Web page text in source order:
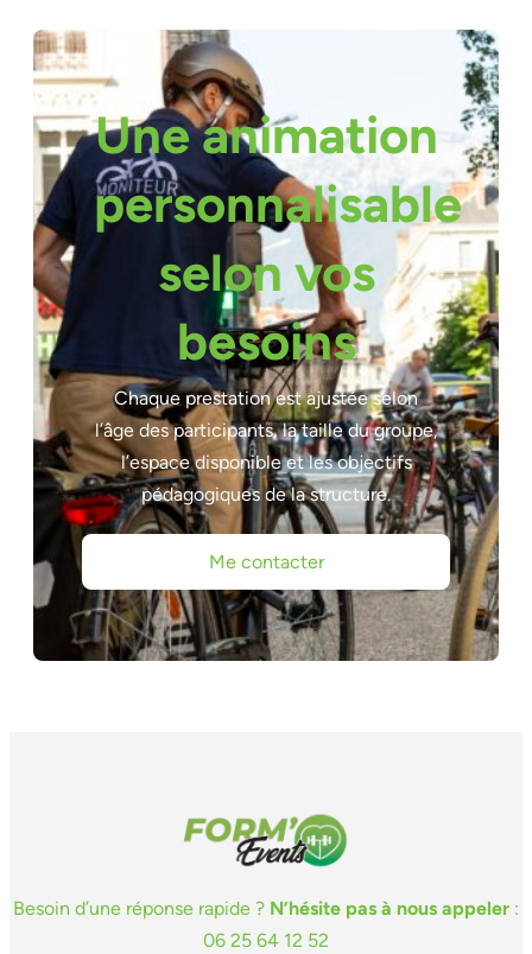
Une animation
personnalisable
selon vos
besoins
Chaque prestation est ajustée selon
l’âge des participants, la taille du groupe,
l’espace disponible et les objectifs
pédagogiques de la structure.
Me contacter
Besoin d’une réponse rapide ? N’hésite pas à nous appeler :
06 25 64 12 52